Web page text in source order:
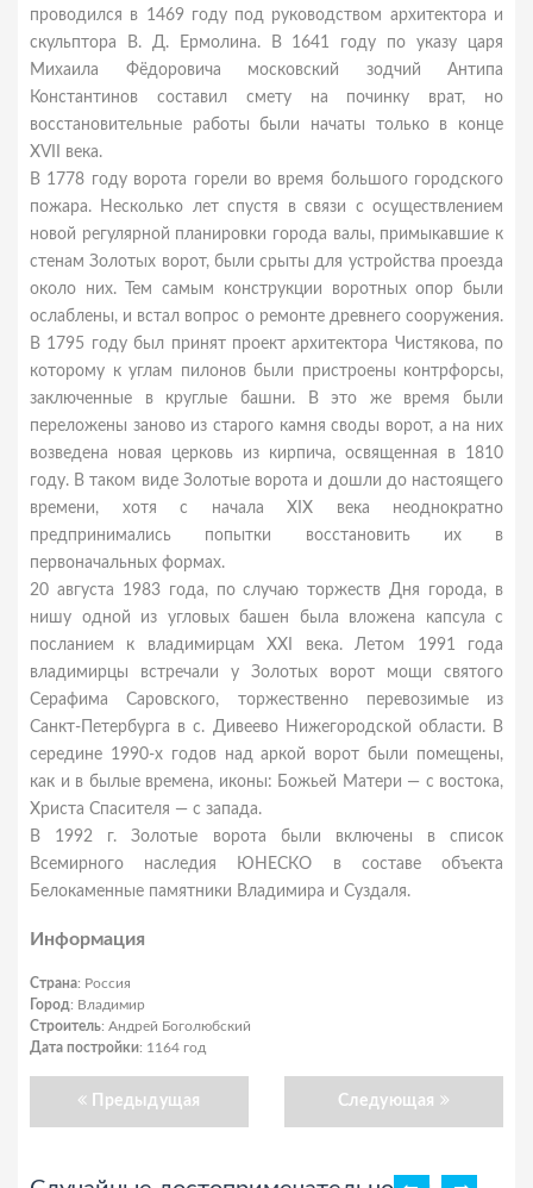
проводился в 1469 году под руководством архитектора и
скульптора В. Д. Ермолина. В 1641 году по указу царя
Михаила Фёдоровича московский зодчий Антипа
Константинов составил смету на починку врат, но
восстановительные работы были начаты только в конце
XVII века.
В 1778 году ворота горели во время большого городского
пожара. Несколько лет спустя в связи с осуществлением
новой регулярной планировки города валы, примыкавшие к
стенам Золотых ворот, были срыты для устройства проезда
около них. Тем самым конструкции воротных опор были
ослаблены, и встал вопрос о ремонте древнего сооружения.
В 1795 году был принят проект архитектора Чистякова, по
которому к углам пилонов были пристроены контрфорсы,
заключенные в круглые башни. В это же время были
переложены заново из старого камня своды ворот, а на них
возведена новая церковь из кирпича, освященная в 1810
году. В таком виде Золотые ворота и дошли до настоящего
времени, хотя с начала XIX века неоднократно
предпринимались попытки восстановить их в
первоначальных формах.
20 августа 1983 года, по случаю торжеств Дня города, в
нишу одной из угловых башен была вложена капсула с
посланием к владимирцам XXI века. Летом 1991 года
владимирцы встречали у Золотых ворот мощи святого
Серафима Саровского, торжественно перевозимые из
Санкт-Петербурга в с. Дивеево Нижегородской области. В
середине 1990-х годов над аркой ворот были помещены,
как и в былые времена, иконы: Божьей Матери — с востока,
Христа Спасителя — с запада.
В 1992 г. Золотые ворота были включены в список
Всемирного наследия ЮНЕСКО в составе объекта
Белокаменные памятники Владимира и Суздаля.
Информация
Страна: Россия
Город: Владимир
Строитель: Андрей Боголюбский
Дата постройки: 1164 год
Предыдущая Следующая